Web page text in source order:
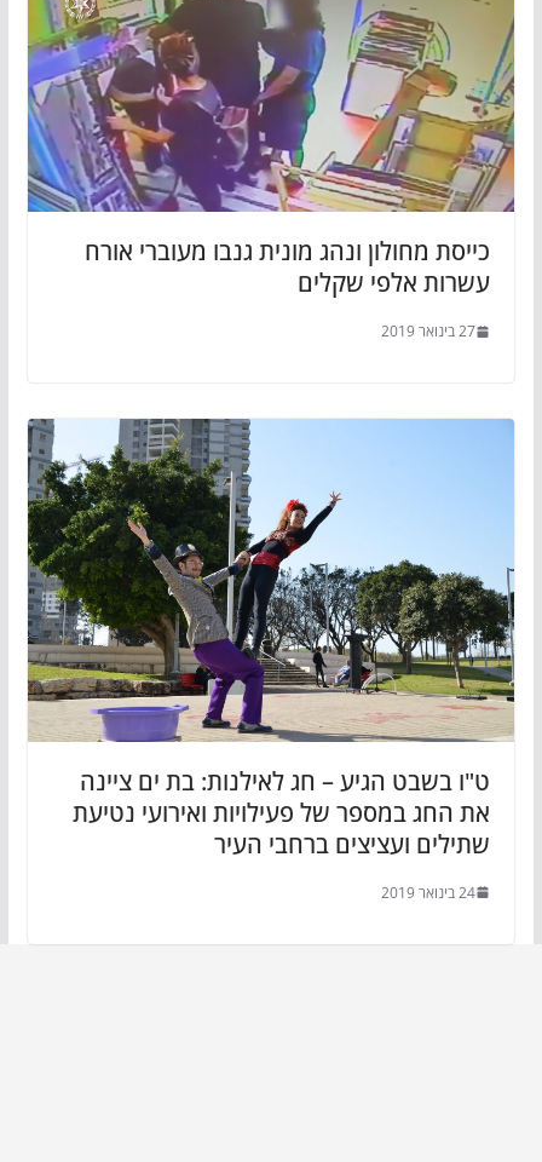
כייסת מחולון ונהג מונית גנבו מעוברי אורח
עשרות אלפי שקלים
27 בינואר 2019
ט"ו בשבט הגיע – חג לאילנות: בת ים ציינה
את החג במספר של פעילויות ואירועי נטיעת
שתילים ועציצים ברחבי העיר
24 בינואר 2019